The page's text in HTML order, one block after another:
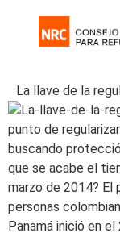
La llave de la
punto de
buscando
que se acabe el
marzo de 2014? El
personas
Panamá inició en